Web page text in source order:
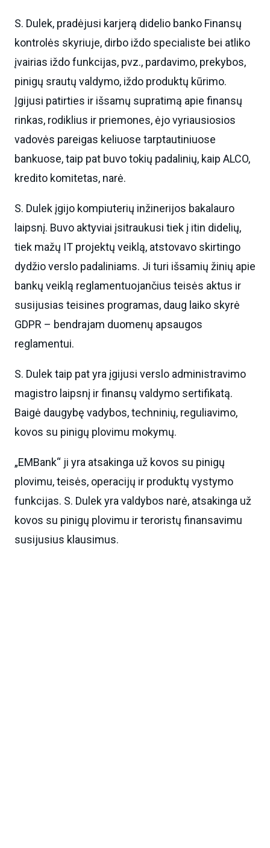
S. Dulek, pradėjusi karjerą didelio banko Finansų
kontrolės skyriuje, dirbo iždo specialiste bei atliko
įvairias iždo funkcijas, pvz., pardavimo, prekybos,
pinigų srautų valdymo, iždo produktų kūrimo.
Įgijusi patirties ir išsamų supratimą apie finansų
rinkas, rodiklius ir priemones, ėjo vyriausiosios
vadovės pareigas keliuose tarptautiniuose
bankuose, taip pat buvo tokių padalinių, kaip ALCO,
kredito komitetas, narė.
S. Dulek įgijo kompiuterių inžinerijos bakalauro
laipsnį. Buvo aktyviai įsitraukusi tiek į itin didelių,
tiek mažų IT projektų veiklą, atstovavo skirtingo
dydžio verslo padaliniams. Ji turi išsamių žinių apie
bankų veiklą reglamentuojančius teisės aktus ir
susijusias teisines programas, daug laiko skyrė
GDPR – bendrajam duomenų apsaugos
reglamentui.
S. Dulek taip pat yra įgijusi verslo administravimo
magistro laipsnį ir finansų valdymo sertifikatą.
Baigė daugybę vadybos, techninių, reguliavimo,
kovos su pinigų plovimu mokymų.
„EMBank“ ji yra atsakinga už kovos su pinigų
plovimu, teisės, operacijų ir produktų vystymo
funkcijas. S. Dulek yra valdybos narė, atsakinga už
kovos su pinigų plovimu ir teroristų finansavimu
susijusius klausimus.